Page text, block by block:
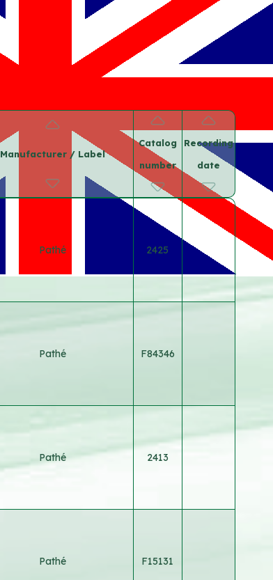
Manufacturer / Label
Catalog
number
Recording
date
Pathé 2425
Pathé F84346
Pathé 2413
Pathé F15131